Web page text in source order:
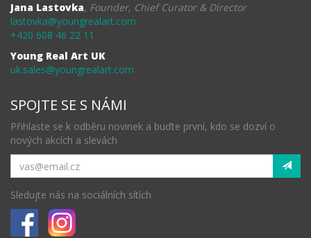
Jana Lastovka, Founder, Chief Curator & Director
lastovka@youngrealart.com
+420 608 46 22 11
Young Real Art UK
uk.sales@youngrealart.com
SPOJTE SE S NÁMI
Přihlaste se k odběru novinek a buďte první, kdo se dozví o
nových akcích a slevách
Sledujte nás na sociálních sítích